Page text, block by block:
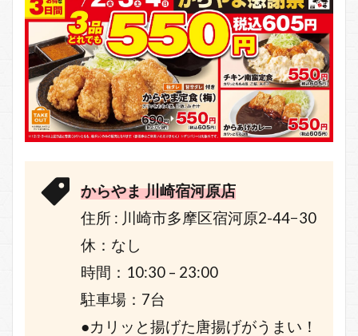
からやま 川崎宿河原店
住所 : 川崎市多摩区宿河原2-44−30
休：なし
時間：10:30 – 23:00
駐車場：7台
●カリッと揚げた唐揚げがうまい！